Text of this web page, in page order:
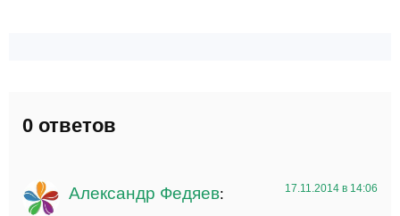
0 ответов
Александр Федяев: 17.11.2014 в 14:06